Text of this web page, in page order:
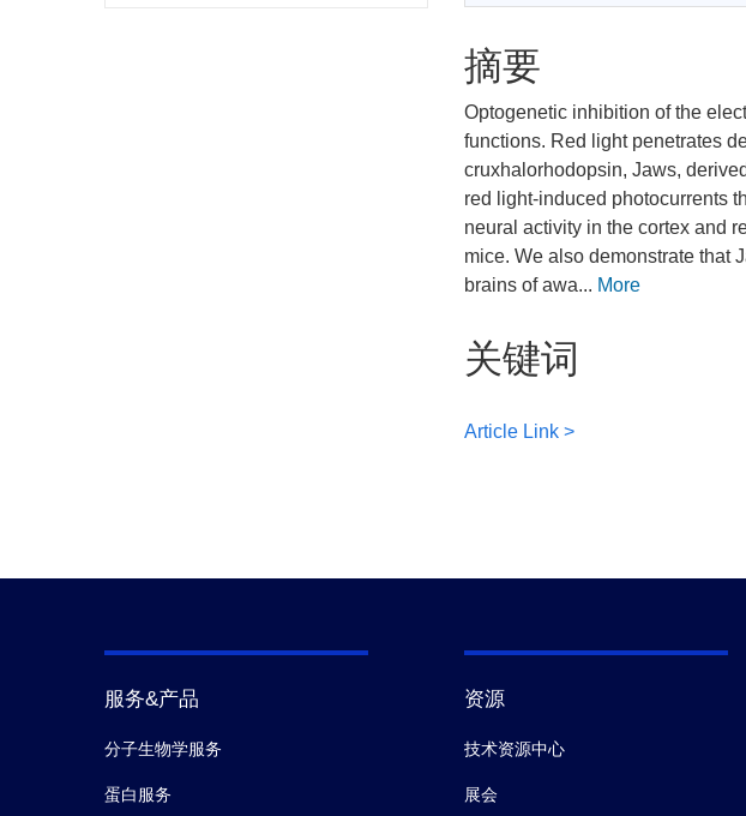
摘要
Optogenetic inhibition of the
functions. Red light penetrates
cruxhalorhodopsin, Jaws,
red light-induced photocurrents
neural activity in the cortex and
mice. We also demonstrate that
brains of awa... More
关键词
Article Link >
服务&产品
分子生物学服务
蛋白服务
资源
技术资源中心
展会